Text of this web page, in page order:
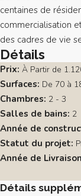
centaines de
commercialisation
des cadres de vie
Détails
Prix: À Partir de
Surfaces: De 70 à
Chambres: 2 - 3
Salles de bains: 2
Année de
Statut du projet:
Année de
Détails